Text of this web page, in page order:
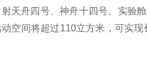
天舟四号、神舟十四号、实验
空间将超过110立方米，可实